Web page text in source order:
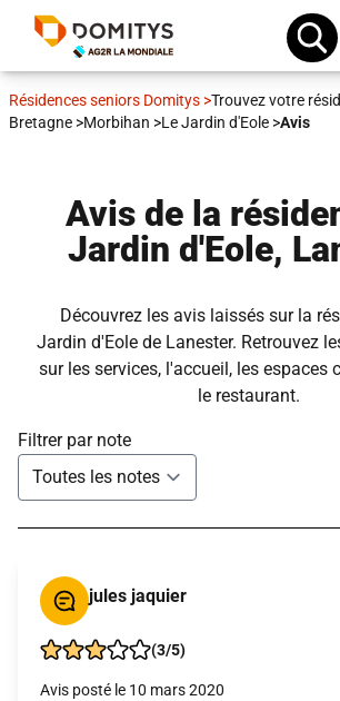
Résidences seniors Domitys >Trouvez votre
Bretagne >Morbihan >Le Jardin d'Eole >Avis
Avis de la
Jardin d'Eole,
Découvrez les avis laissés sur la
Jardin d'Eole de Lanester. Retrouvez
sur les services, l'accueil, les espaces
le restaurant.
Filtrer par note
jules jaquier
(3/5)
Avis posté le 10 mars 2020